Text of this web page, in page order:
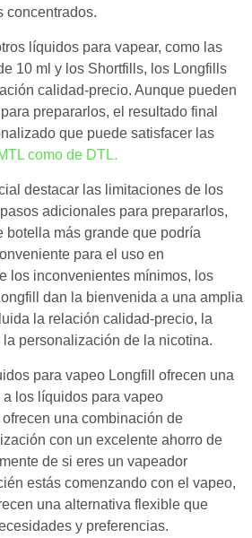
concentrados.
líquidos para vapear, como las
10 ml y los Shortfills, los Longfills
calidad-precio. Aunque pueden
prepararlos, el resultado final
que puede satisfacer las
como de DTL.
destacar las limitaciones de los
adicionales para prepararlos,
botella más grande que podría
para el uso en
los inconvenientes mínimos, los
dan la bienvenida a una amplia
la relación calidad-precio, la
personalización de la nicotina.
para vapeo Longfill ofrecen una
los líquidos para vapeo
una combinación de
con un excelente ahorro de
de si eres un vapeador
estás comenzando con el vapeo,
una alternativa flexible que
y preferencias.